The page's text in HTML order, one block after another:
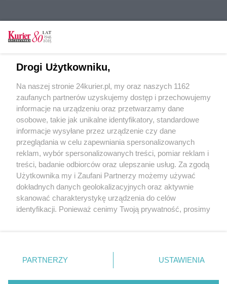
CZYTAJ TAKŻE
Uciekał z nielegalnym towarem, wylądował w
rowie
Lewy tytoń
POGODA
23℃
Zobacz prognozę na 3 dni
Copyright © 2022 Kurier Szczeciński sp. z o.o.
Wszelkie prawa zastrzeżone
Drogi Użytkowniku,
Na naszej stronie 24kurier.pl, my oraz naszych 1162
zaufanych partnerów uzyskujemy dostęp i przechowujemy
informacje na urządzeniu oraz przetwarzamy dane
osobowe, takie jak unikalne identyfikatory, standardowe
informacje wysyłane przez urządzenie czy dane
przeglądania w celu zapewniania spersonalizowanych
reklam, wybór spersonalizowanych treści, pomiar reklam i
treści, badanie odbiorców oraz ulepszanie usług. Za zgodą
Użytkownika my i Zaufani Partnerzy możemy używać
dokładnych danych geolokalizacyjnych oraz aktywnie
skanować charakterystykę urządzenia do celów
identyfikacji. Ponieważ cenimy Twoją prywatność, prosimy
prywatności znajdujący się w lewym dolnym rogu strony
. Niektóre rodzaje przetwarzania danych nie wymagają
PARTNERZY USTAWIENIA